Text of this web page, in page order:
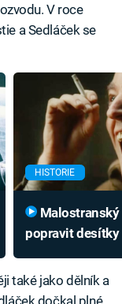
V roce
a Sedláček se
HISTORIE
popravit
také jako dělník a